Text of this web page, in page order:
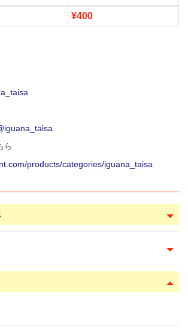
¥400
ら
products/categories/iguana_taisa